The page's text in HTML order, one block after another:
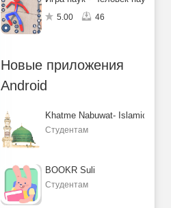
5.00 46
Новые приложения
Android
Khatme Nabuwat- Islamic Books
Студентам
BOOKR Suli
Студентам